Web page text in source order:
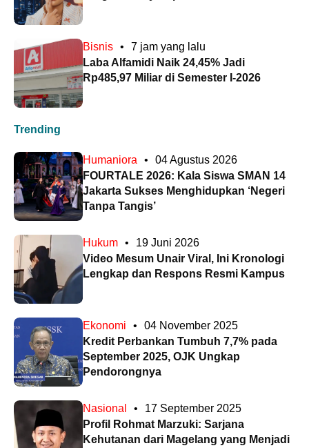
Bisnis •
7 jam yang lalu
Laba Alfamidi Naik 24,45% Jadi
Rp485,97 Miliar di Semester I-2026
Trending
Humaniora •
04 Agustus 2026
FOURTALE 2026: Kala Siswa SMAN 14
Jakarta Sukses Menghidupkan ‘Negeri
Tanpa Tangis’
Hukum •
19 Juni 2026
Video Mesum Unair Viral, Ini Kronologi
Lengkap dan Respons Resmi Kampus
Ekonomi •
04 November 2025
Kredit Perbankan Tumbuh 7,7% pada
September 2025, OJK Ungkap
Pendorongnya
Nasional •
17 September 2025
Profil Rohmat Marzuki: Sarjana
Kehutanan dari Magelang yang Menjadi